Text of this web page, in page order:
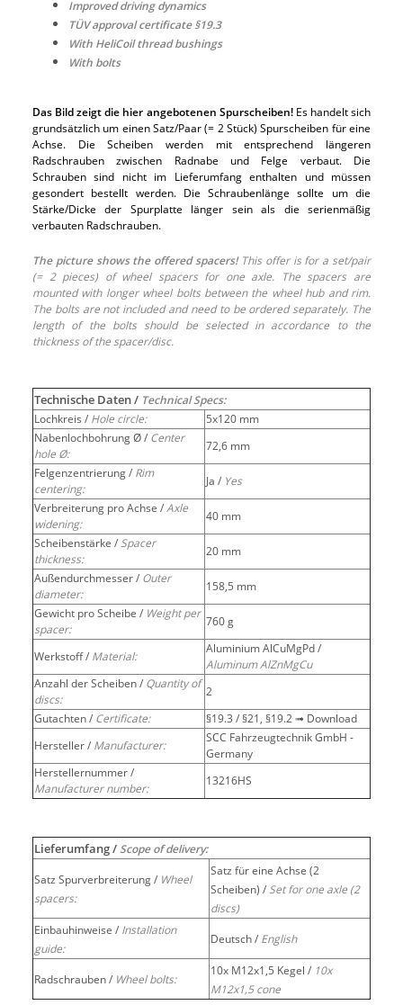
Improved driving dynamics
TÜV approval certificate §19.3
With HeliCoil thread bushings
With bolts
Das Bild zeigt die hier angebotenen Spurscheiben!Es handelt sich
grundsätzlich um einen Satz/Paar (= 2 Stück) Spurscheiben für eine
Achse. Die Scheiben werden mit entsprechend längeren
Radschrauben zwischen Radnabe und Felge verbaut. Die
Schrauben sind nicht im Lieferumfang enthalten und müssen
gesondert bestellt werden. Die Schraubenlänge sollte um die
Stärke/Dicke der Spurplatte länger sein als die serienmäßig
verbauten Radschrauben.
The picture shows the offered spacers!This offer is for a set/pair
(= 2 pieces) of wheel spacers for one axle. The spacers are
mounted with longer wheel bolts between the wheel hub and rim.
The bolts are not included and need to be ordered separately. The
length of the bolts should be selected in accordance to the
thickness of the spacer/disc.
Technische Daten / Technical Specs:
Lochkreis / Hole circle:
5x120 mm
Nabenlochbohrung Ø / Center
hole Ø:
72,6 mm
Felgenzentrierung / Rim
centering:
Ja / Yes
Verbreiterung pro Achse /Axle
widening:
40 mm
Scheibenstärke / Spacer
thickness:
20 mm
Außendurchmesser / Outer
diameter:
158,5 mm
Gewicht pro Scheibe / Weight per
spacer:
760 g
Werkstoff / Material:
Aluminium AlCuMgPd /
Aluminum AlZnMgCu
Anzahl der Scheiben / Quantity of
discs:
2
Gutachten / Certificate:
§19.3 / §21, §19.2 ➟ Download
Hersteller / Manufacturer:
SCC Fahrzeugtechnik GmbH -
Germany
Herstellernummer /
Manufacturer number:
13216HS
Lieferumfang / Scope of delivery:
Satz Spurverbreiterung / Wheel
spacers:
Satz für eine Achse (2
Scheiben) / Set for one axle (2
discs)
Einbauhinweise / Installation
guide:
Deutsch / English
Radschrauben / Wheel bolts:
10x M12x1,5 Kegel / 10x
M12x1,5 cone